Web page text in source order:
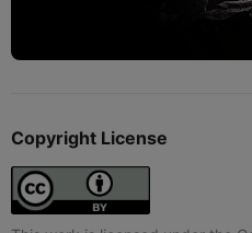
Copyright License